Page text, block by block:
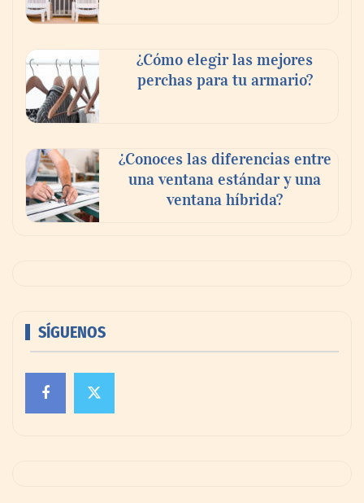
¿Cómo elegir las mejores
perchas para tu armario?
¿Conoces las diferencias entre
una ventana estándar y una
ventana híbrida?
SÍGUENOS